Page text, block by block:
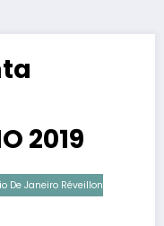
2019
De Janeiro Réveillon